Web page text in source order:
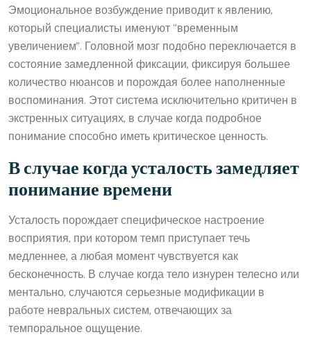
Эмоциональное возбуждение приводит к явлению,
который специалисты именуют “временным
увеличением”. Головной мозг подобно переключается в
состояние замедленной фиксации, фиксируя большее
количество нюансов и порождая более наполненные
воспоминания. Этот система исключительно критичен в
экстренных ситуациях, в случае когда подробное
понимание способно иметь критическое ценность.
В случае когда усталость замедляет
понимание времени
Усталость порождает специфическое настроение
восприятия, при котором темп приступает течь
медленнее, а любая момент чувствуется как
бесконечность. В случае когда тело изнурен телесно или
ментально, случаются серьезные модификации в
работе невральных систем, отвечающих за
темпоральное ощущение.